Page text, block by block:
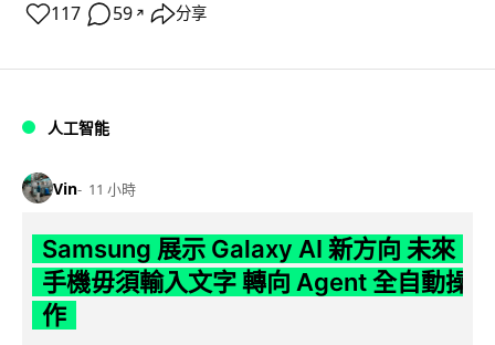
117 59 ↗ 分享
人工智能
Vin 11 小時
Samsung 展示 Galaxy AI 新方向 未來
手機毋須輸入文字 轉向 Agent 全自動操
作